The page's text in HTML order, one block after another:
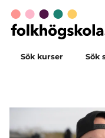
Sök kurser Sök